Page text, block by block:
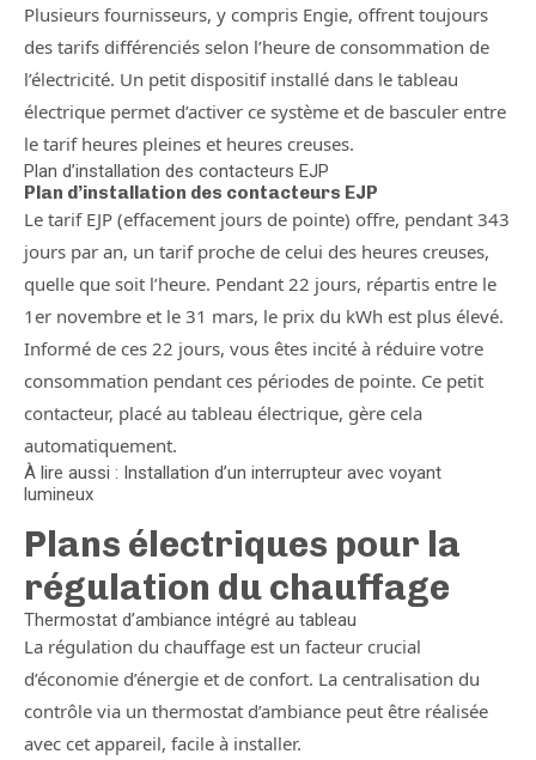
Plusieurs fournisseurs, y compris Engie, offrent toujours
des tarifs différenciés selon l’heure de consommation de
l’électricité. Un petit dispositif installé dans le tableau
électrique permet d’activer ce système et de basculer entre
le tarif heures pleines et heures creuses.
Plan d’installation des contacteurs EJP
Plan d’installation des contacteurs EJP
Le tarif EJP (effacement jours de pointe) offre, pendant 343
jours par an, un tarif proche de celui des heures creuses,
quelle que soit l’heure. Pendant 22 jours, répartis entre le
1er novembre et le 31 mars, le prix du kWh est plus élevé.
Informé de ces 22 jours, vous êtes incité à réduire votre
consommation pendant ces périodes de pointe. Ce petit
contacteur, placé au tableau électrique, gère cela
automatiquement.
À lire aussi : Installation d’un interrupteur avec voyant
lumineux
Plans électriques pour la
régulation du chauffage
Thermostat d’ambiance intégré au tableau
La régulation du chauffage est un facteur crucial
d’économie d’énergie et de confort. La centralisation du
contrôle via un thermostat d’ambiance peut être réalisée
avec cet appareil, facile à installer.